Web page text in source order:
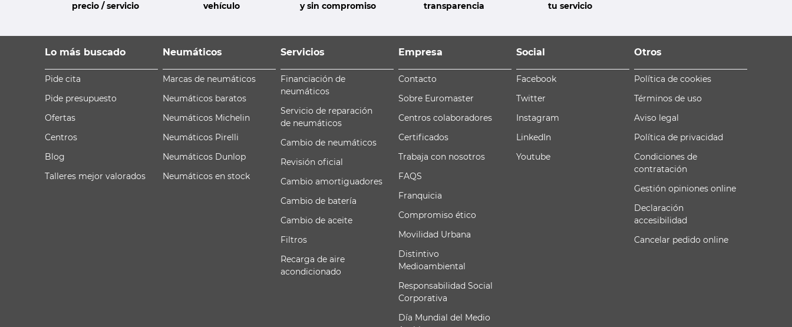
precio / servicio
vehículo
y sin compromiso
transparencia
tu servicio
Lo más buscado
Pide cita
Pide presupuesto
Ofertas
Centros
Blog
Talleres mejor valorados
Neumáticos
Marcas de neumáticos
Neumáticos baratos
Neumáticos Michelin
Neumáticos Pirelli
Neumáticos Dunlop
Neumáticos en stock
Servicios
Financiación de
neumáticos
Servicio de reparación
de neumáticos
Cambio de neumáticos
Revisión oficial
Cambio amortiguadores
Cambio de batería
Cambio de aceite
Filtros
Recarga de aire
acondicionado
Empresa
Contacto
Sobre Euromaster
Centros colaboradores
Certificados
Trabaja con nosotros
FAQS
Franquicia
Compromiso ético
Movilidad Urbana
Distintivo
Medioambiental
Responsabilidad Social
Corporativa
Día Mundial del Medio
Social
Facebook
Twitter
Instagram
LinkedIn
Youtube
Otros
Política de cookies
Términos de uso
Aviso legal
Política de privacidad
Condiciones de
contratación
Gestión opiniones online
Declaración
accesibilidad
Cancelar pedido online